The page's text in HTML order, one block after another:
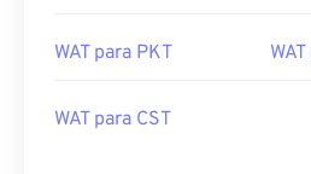
WAT para PKT
WAT para CST